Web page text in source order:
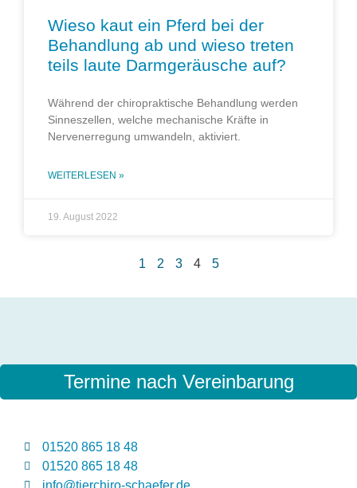
Wieso kaut ein Pferd bei der
Behandlung ab und wieso treten
teils laute Darmgeräusche auf?
Während der chiropraktische Behandlung werden
Sinneszellen, welche mechanische Kräfte in
Nervenerregung umwandeln, aktiviert.
WEITERLESEN »
19. August 2022
1 2 3 4 5
Termine nach Vereinbarung
01520 865 18 48
01520 865 18 48
info@tierchiro-schaefer.de